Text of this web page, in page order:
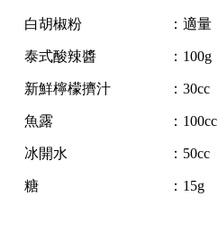
白胡椒粉 ：適量
泰式酸辣醬 ：100g
新鮮檸檬擠汁 ：30cc
魚露 ：100cc
冰開水 ：50cc
糖 ：15g